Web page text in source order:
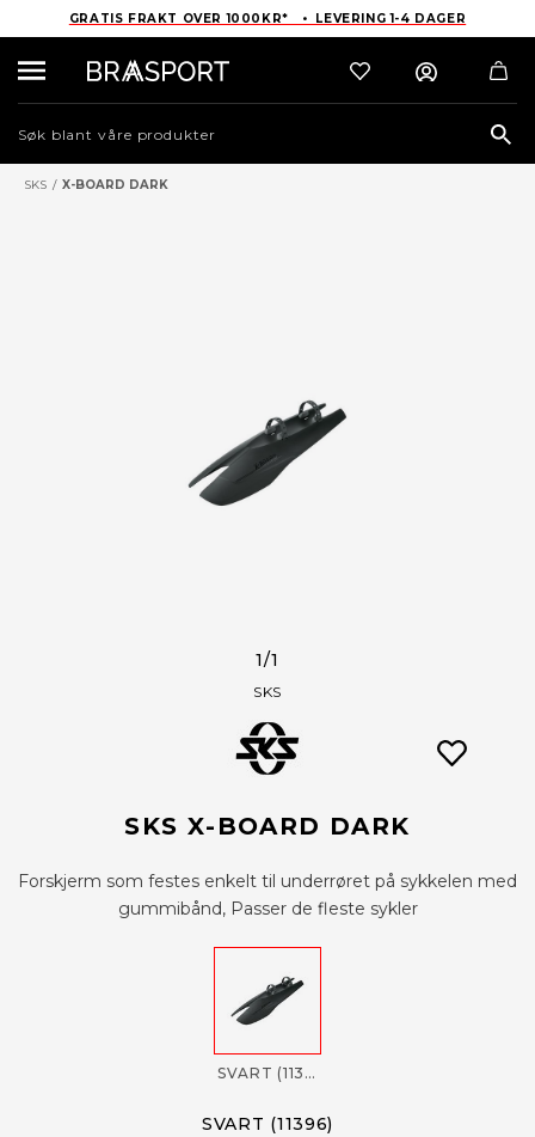
GRATIS FRAKT OVER 1000KR* • LEVERING 1-4 DAGER
SKS / X-BOARD DARK
1/1
SKS
SKS X-BOARD DARK
Forskjerm som festes enkelt til underrøret på sykkelen med
gummibånd, Passer de fleste sykler
SVART (11396)
SVART (11396)